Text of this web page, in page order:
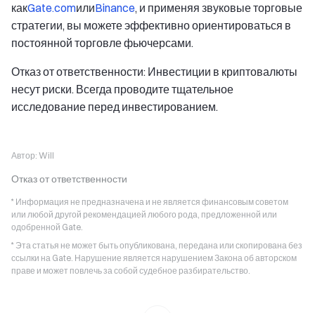
какGate.comилиBinance, и применяя звуковые торговые
стратегии, вы можете эффективно ориентироваться в
постоянной торговле фьючерсами.
Отказ от ответственности: Инвестиции в криптовалюты
несут риски. Всегда проводите тщательное
исследование перед инвестированием.
Автор: Will
Отказ от ответственности
* Информация не предназначена и не является финансовым советом
или любой другой рекомендацией любого рода, предложенной или
одобренной Gate.
* Эта статья не может быть опубликована, передана или скопирована без
ссылки на Gate. Нарушение является нарушением Закона об авторском
праве и может повлечь за собой судебное разбирательство.